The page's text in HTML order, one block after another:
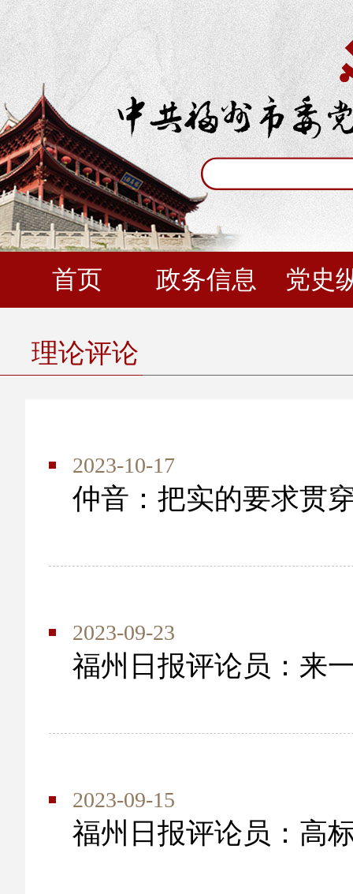
首页 政务信息 党史
理论评论
2023-10-17
仲音：把实的要求贯
2023-09-23
福州日报评论员：来
2023-09-15
福州日报评论员：高